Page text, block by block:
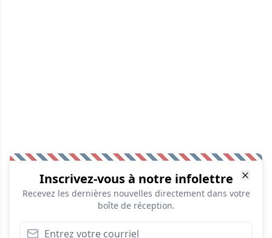
Inscrivez-vous à notre infolettre
Recevez les dernières nouvelles directement dans votre
boîte de réception.